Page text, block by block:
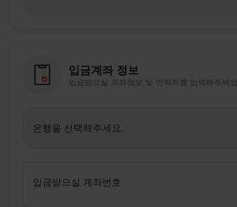
입금계좌 정보
입금받으실 계좌정보 및 연락처를 입력해주세요.
은행을 선택해주세요.
입금받으실 계좌번호